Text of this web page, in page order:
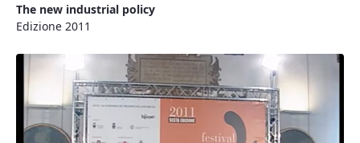
The new industrial policy
Edizione 2011